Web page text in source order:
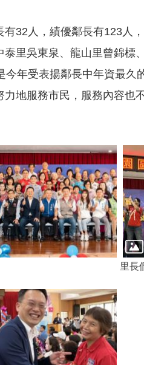
32人，績優鄰長有123人
里吳東泉、龍山里曾錦
年受表揚鄰長中年資最
地服務市民，服務內容也
里長